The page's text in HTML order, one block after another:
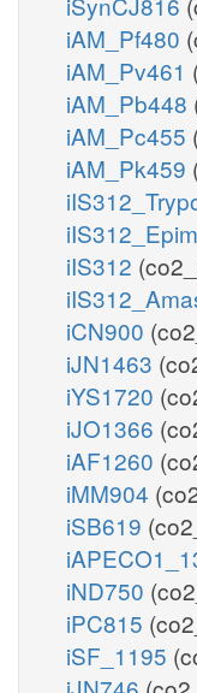
iAM_Pf480
iAM_Pv461
iAM_Pb448
iAM_Pc455
iAM_Pk459
iIS312
iCN900
iJN1463
iYS1720
iJO1366
iAF1260
iMM904
iSB619
iND750
iPC815
iSF_1195